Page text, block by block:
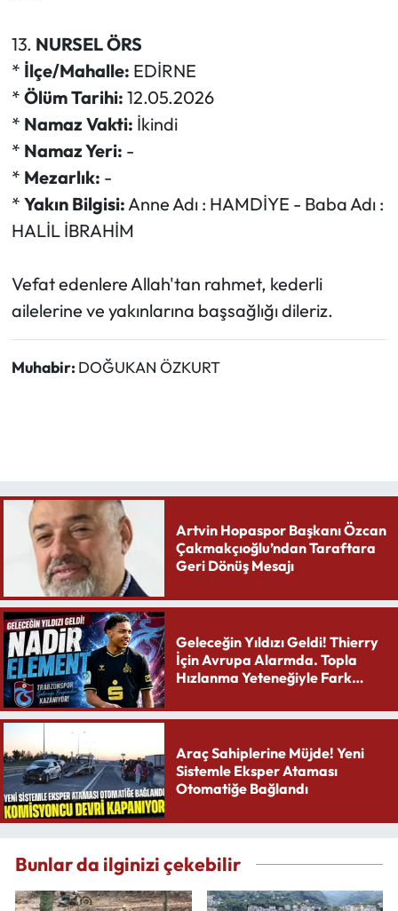
13. NURSEL ÖRS
* İlçe/Mahalle: EDİRNE
* Ölüm Tarihi: 12.05.2026
* Namaz Vakti: İkindi
* Namaz Yeri: -
* Mezarlık: -
* Yakın Bilgisi:Anne Adı : HAMDİYE - Baba Adı :
HALİL İBRAHİM
Vefat edenlere Allah'tan rahmet, kederli
ailelerine ve yakınlarına başsağlığı dileriz.
Muhabir: DOĞUKAN ÖZKURT
Artvin Hopaspor Başkanı Özcan
Çakmakçıoğlu’ndan Taraftara
Geri Dönüş Mesajı
Geleceğin Yıldızı Geldi! Thierry
İçin Avrupa Alarmda. Topla
Hızlanma Yeteneğiyle Fark
Araç Sahiplerine Müjde! Yeni
Sistemle Eksper Ataması
Otomatiğe Bağlandı
Bunlar da ilginizi çekebilir